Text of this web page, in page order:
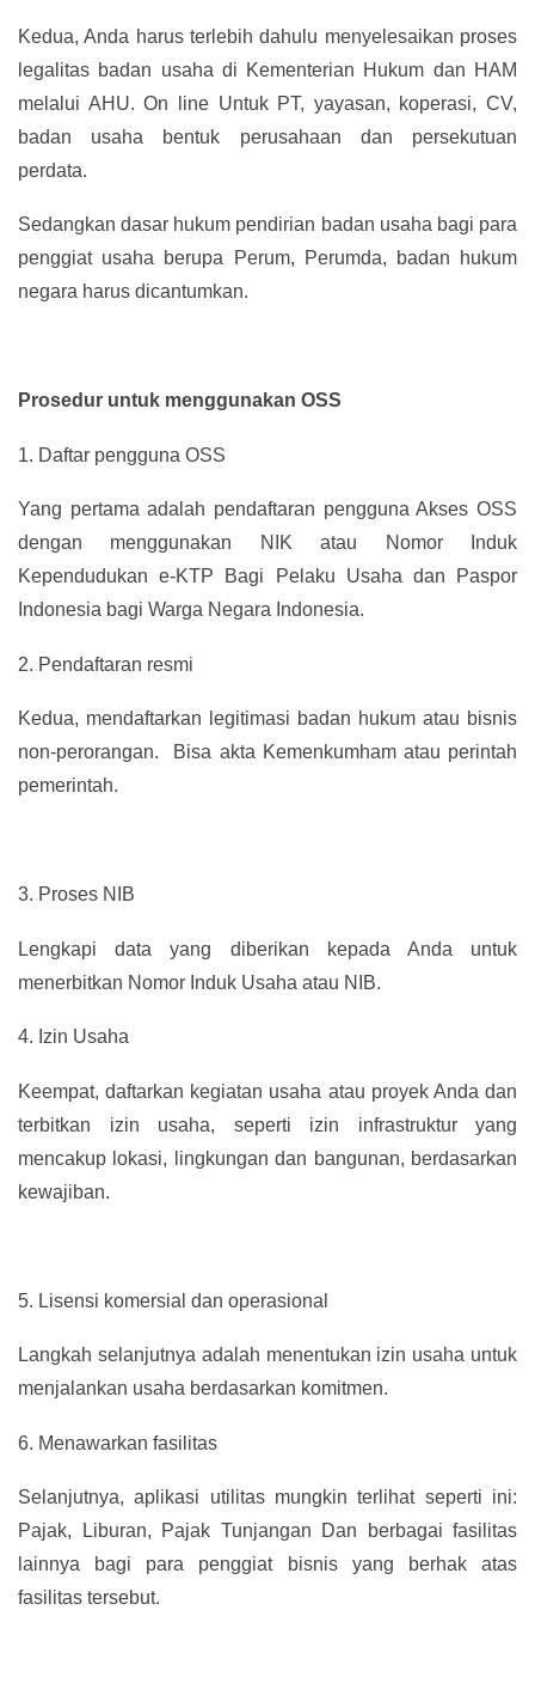
Kedua, Anda harus terlebih dahulu menyelesaikan proses
legalitas badan usaha di Kementerian Hukum dan HAM
melalui AHU. On line Untuk PT, yayasan, koperasi, CV,
badan usaha bentuk perusahaan dan persekutuan
perdata.
Sedangkan dasar hukum pendirian badan usaha bagi para
penggiat usaha berupa Perum, Perumda, badan hukum
negara harus dicantumkan.
Prosedur untuk menggunakan OSS
1. Daftar pengguna OSS
Yang pertama adalah pendaftaran pengguna Akses OSS
dengan menggunakan NIK atau Nomor Induk
Kependudukan e-KTP Bagi Pelaku Usaha dan Paspor
Indonesia bagi Warga Negara Indonesia.
2. Pendaftaran resmi
Kedua, mendaftarkan legitimasi badan hukum atau bisnis
non-perorangan. Bisa akta Kemenkumham atau perintah
pemerintah.
3. Proses NIB
Lengkapi data yang diberikan kepada Anda untuk
menerbitkan Nomor Induk Usaha atau NIB.
4. Izin Usaha
Keempat, daftarkan kegiatan usaha atau proyek Anda dan
terbitkan izin usaha, seperti izin infrastruktur yang
mencakup lokasi, lingkungan dan bangunan, berdasarkan
kewajiban.
5. Lisensi komersial dan operasional
Langkah selanjutnya adalah menentukan izin usaha untuk
menjalankan usaha berdasarkan komitmen.
6. Menawarkan fasilitas
Selanjutnya, aplikasi utilitas mungkin terlihat seperti ini:
Pajak, Liburan, Pajak Tunjangan Dan berbagai fasilitas
lainnya bagi para penggiat bisnis yang berhak atas
fasilitas tersebut.